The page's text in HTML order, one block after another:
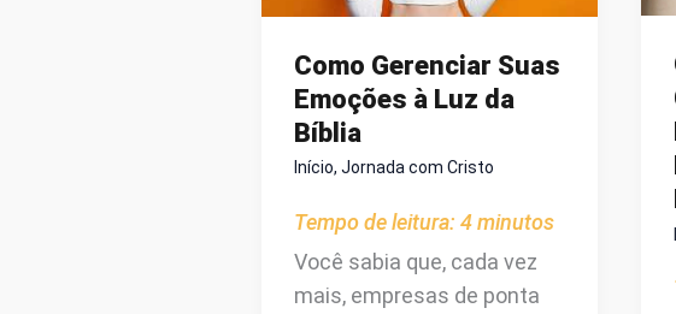
Como Gerenciar Suas
Emoções à Luz da
Bíblia
Início, Jornada com Cristo
Tempo de leitura: 4minutos
Você sabia que, cada vez
mais, empresas de ponta